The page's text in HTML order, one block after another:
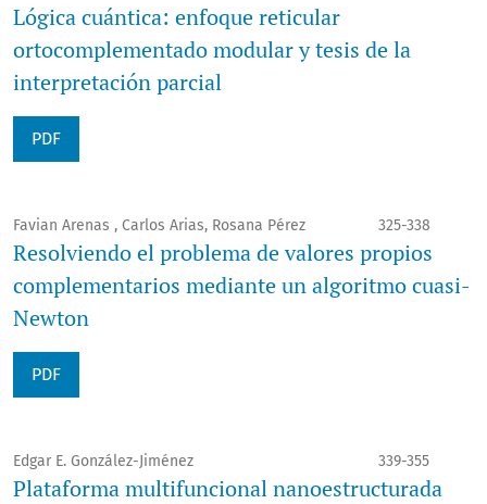
Lógica cuántica: enfoque reticular
ortocomplementado modular y tesis de la
interpretación parcial
PDF
Favian Arenas , Carlos Arias, Rosana Pérez 325-338
Resolviendo el problema de valores propios
complementarios mediante un algoritmo cuasi-
Newton
PDF
Edgar E. González-Jiménez 339-355
Plataforma multifuncional nanoestructurada